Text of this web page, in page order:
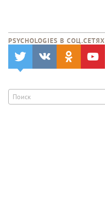
PSYCHOLOGIES В CОЦ.СЕТЯХ